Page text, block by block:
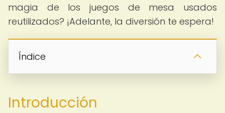
magia de los juegos de mesa usados
reutilizados? ¡Adelante, la diversión te espera!
Índice
Introducción